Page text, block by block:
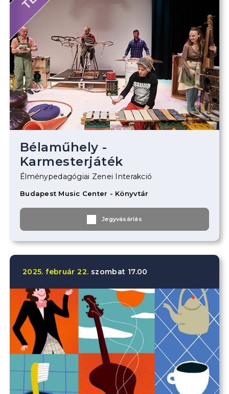
Bélaműhely -
Karmesterjáték
Élménypedagógiai Zenei Interakció
Budapest Music Center - Könyvtár
Jegyvásárlás
2025. február 22. szombat 17.00